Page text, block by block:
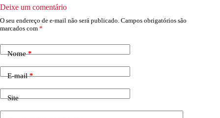
Deixe um comentário
O seu endereço de e-mail não será publicado. Campos obrigatórios são
marcados com *
Nome*
E-mail*
Site